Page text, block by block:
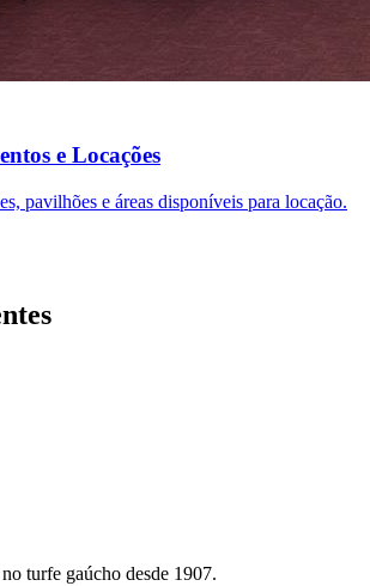
e Locações
pavilhões e áreas disponíveis para locação.
turfe gaúcho desde 1907.